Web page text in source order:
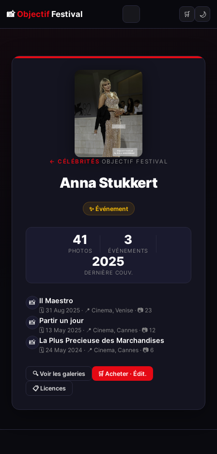
📸 ObjectifFestival 🛒 🌙
← CÉLÉBRITÉS· OBJECTIF FESTIVAL
Anna Stukkert
✨ Événement
41
PHOTOS
3
ÉVÉNEMENTS
2025
DERNIÈRE COUV.
📸 Il Maestro
🗓 31 Aug 2025 · 📍 Cinema, Venise · 📷 23
📸 Partir un jour
🗓 13 May 2025 · 📍 Cinema, Cannes · 📷 12
📸 La Plus Precieuse des Marchandises
🗓 24 May 2024 · 📍 Cinema, Cannes · 📷 6
🔍 Voir les galeries 🛒 Acheter · Édit.
📋 Licences